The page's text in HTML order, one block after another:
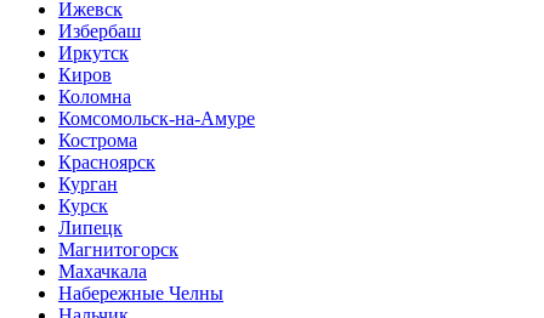
Ижевск
Избербаш
Иркутск
Киров
Коломна
Комсомольск-на-Амуре
Кострома
Красноярск
Курган
Курск
Липецк
Магнитогорск
Махачкала
Набережные Челны